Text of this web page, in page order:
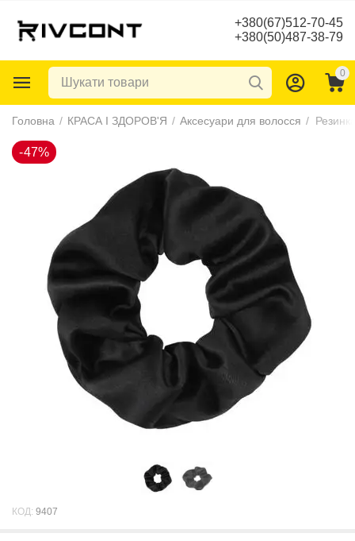
+380(67)512-70-45
+380(50)487-38-79
0
Головна / КРАСА І ЗДОРОВ'Я / Аксесуари для волосся /
КОД: 9407